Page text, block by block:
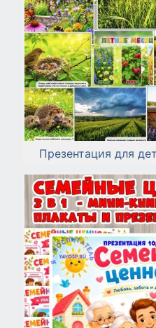
Презентация для